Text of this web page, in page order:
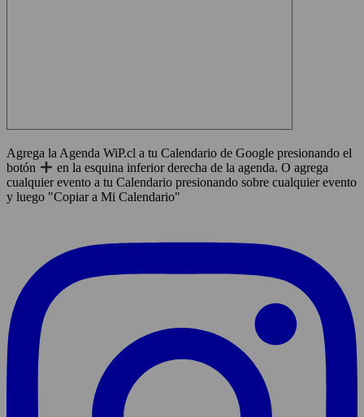
Agrega la Agenda WiP.cl a tu Calendario de Google presionando el
botón
en la esquina inferior derecha de la agenda. O agrega
cualquier evento a tu Calendario presionando sobre cualquier evento
y luego "Copiar a Mi Calendario"